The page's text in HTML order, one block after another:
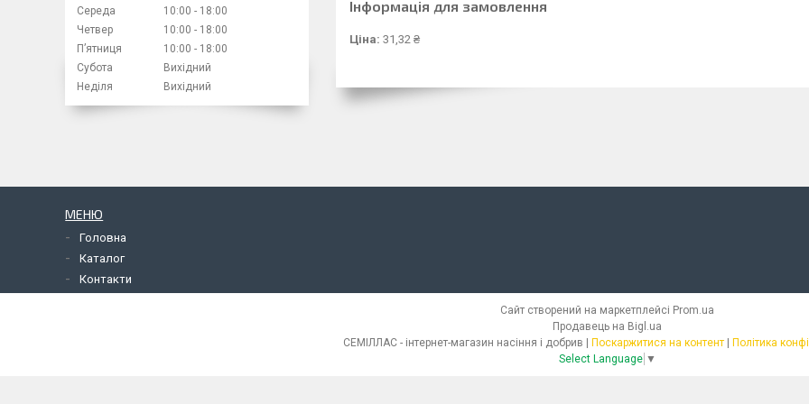
Інформація для замовлення
Ціна: 31,32 ₴
Середа
10:00
18:00
Четвер
10:00
18:00
Пʼятниця
10:00
18:00
Субота
Вихідний
Неділя
Вихідний
МЕНЮ
Головна
Каталог
Контакти
Сайт створений на маркетплейсі Prom.ua
Продавець на Bigl.ua
СЕМІЛЛАС - інтернет-магазин насіння і добрив | Поскаржитися на контент | Політика
Select Language ▼